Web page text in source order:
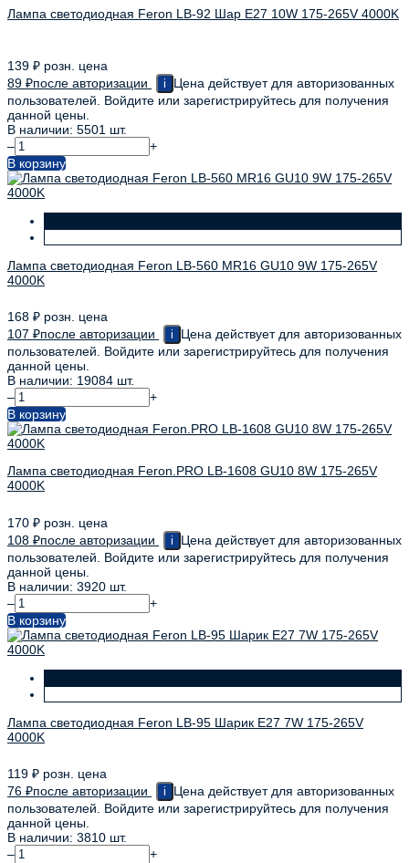
Лампа светодиодная Feron LB-92 Шар E27 10W 175-265V 4000K
139 ₽ розн. цена
89 ₽после авторизации i
Цена действует для авторизованных
пользователей. Войдите или зарегистрируйтесь для получения
данной цены.
В наличии: 5501 шт.
–
+
В корзину
Лампа светодиодная Feron LB-560 MR16 GU10 9W 175-265V
4000K
168 ₽ розн. цена
107 ₽после авторизации i
Цена действует для авторизованных
пользователей. Войдите или зарегистрируйтесь для получения
данной цены.
В наличии: 19084 шт.
–
+
В корзину
Лампа светодиодная Feron.PRO LB-1608 GU10 8W 175-265V
4000K
170 ₽ розн. цена
108 ₽после авторизации i
Цена действует для авторизованных
пользователей. Войдите или зарегистрируйтесь для получения
данной цены.
В наличии: 3920 шт.
–
+
В корзину
Лампа светодиодная Feron LB-95 Шарик E27 7W 175-265V
4000K
119 ₽ розн. цена
76 ₽после авторизации i
Цена действует для авторизованных
пользователей. Войдите или зарегистрируйтесь для получения
данной цены.
В наличии: 3810 шт.
–
+